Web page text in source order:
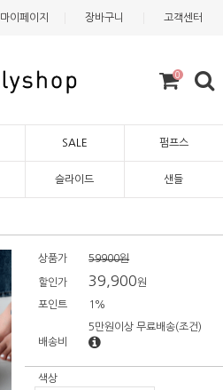
마이페이지 장바구니 고객센터
0
SALE 펌프스
슬라이드 샌들
상품가 59900원
할인가 39,900원
포인트 1%
배송비
5만원이상 무료배송(조건)
색상